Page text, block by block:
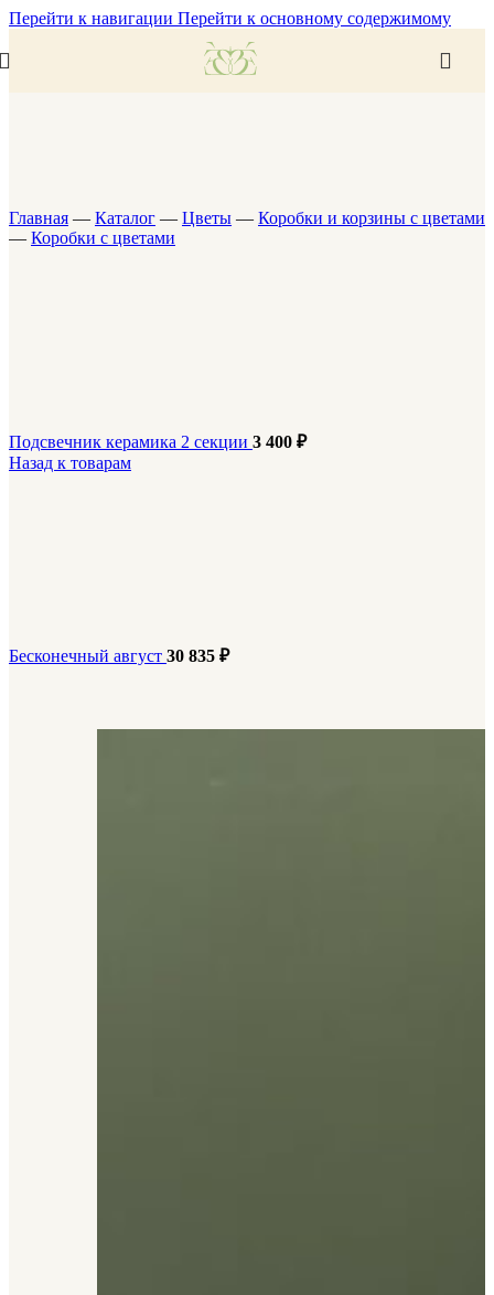
Перейти к навигации Перейти к основному содержимому
Главная — Каталог — Цветы — Коробки и корзины с цветами
— Коробки с цветами
Подсвечник керамика 2 секции 3 400 ₽
Назад к товарам
Бесконечный август 30 835 ₽